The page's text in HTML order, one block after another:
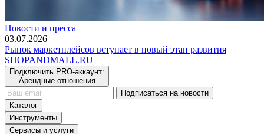
Новости и пресса
03.07.2026
Рынок маркетплейсов вступает в новый этап развития
SHOPANDMALL.RU
Подключить PRO-аккаунт:
Арендные отношения
Подписаться на новости
Каталог
Инструменты
Сервисы и услуги